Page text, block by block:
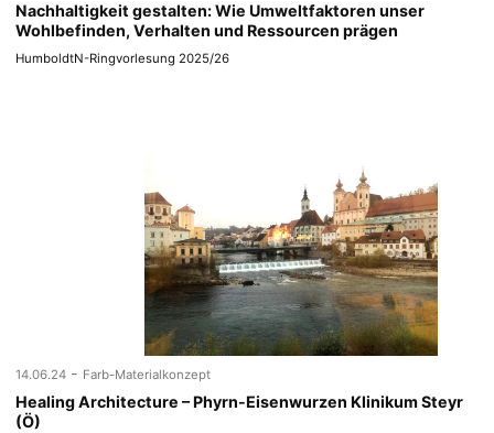
Nachhaltigkeit gestalten: Wie Umweltfaktoren unser
Wohlbefinden, Verhalten und Ressourcen prägen
HumboldtN-Ringvorlesung 2025/26
14.06.24 - Farb-Materialkonzept
Healing Architecture – Phyrn-Eisenwurzen Klinikum Steyr
(Ö)